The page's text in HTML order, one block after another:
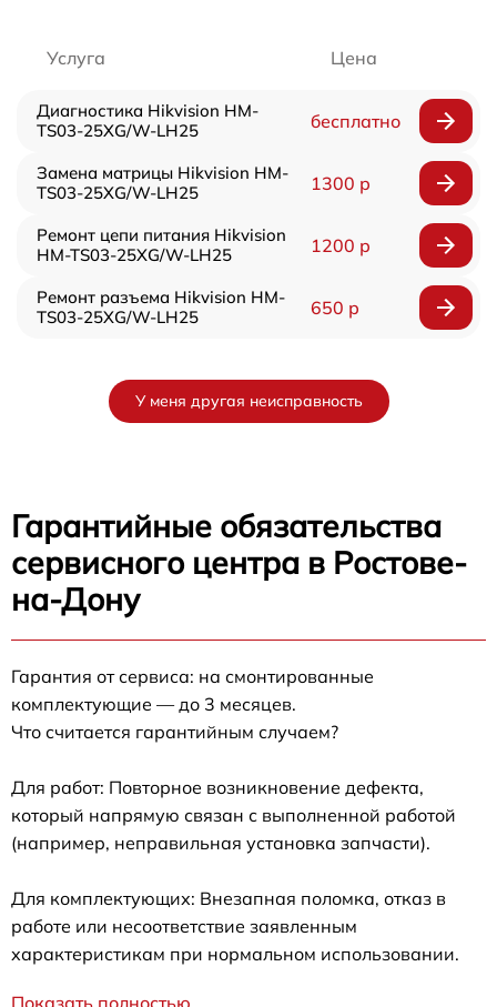
Услуга Цена
Диагностика Hikvision HM-
TS03-25XG/W-LH25
бесплатно
Замена матрицы Hikvision HM-
TS03-25XG/W-LH25
1300 р
Ремонт цепи питания Hikvision
HM-TS03-25XG/W-LH25
1200 р
Ремонт разъема Hikvision HM-
TS03-25XG/W-LH25
650 р
У меня другая неисправность
Гарантийные обязательства
сервисного центра в Ростове-
на-Дону
Гарантия от сервиса: на смонтированные
комплектующие — до 3 месяцев.
Что считается гарантийным случаем?
Для работ: Повторное возникновение дефекта,
который напрямую связан с выполненной работой
(например, неправильная установка запчасти).
Для комплектующих: Внезапная поломка, отказ в
работе или несоответствие заявленным
характеристикам при нормальном использовании.
Показать полностью